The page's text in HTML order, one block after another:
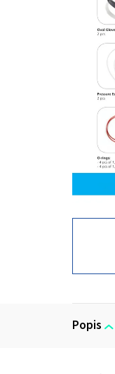
Popis